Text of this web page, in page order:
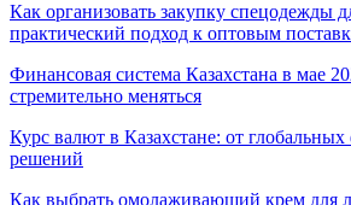
Как организовать закупку спецодежды
практический подход к оптовым
Финансовая система Казахстана в мае
стремительно меняться
Курс валют в Казахстане: от
решений
Как выбрать омолаживающий крем для